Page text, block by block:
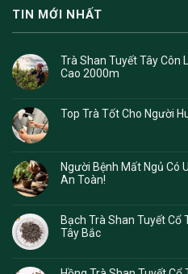
TIN MỚI NHẤT
Trà Shan Tuyết Tây Côn
Cao 2000m
Top Trà Tốt Cho Người
Người Bệnh Mất Ngủ Có
An Toàn!
Bạch Trà Shan Tuyết Cổ
Tây Bắc